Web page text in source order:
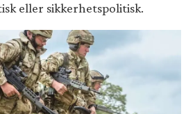
eller sikkerhetspolitisk.